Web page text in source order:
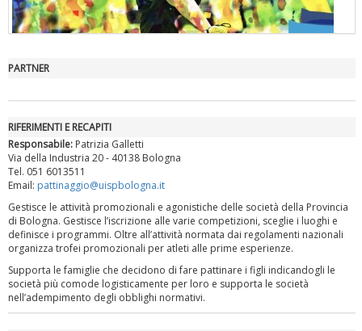
"Superare gli ostacoli": la relazione di Tiziano Pesce al CN Uisp
Luglio 2026: "Pensando con i piedi, si possono fare le
rivoluzioni"
PARTNER
RIFERIMENTI E RECAPITI
Responsabile: Patrizia Galletti
Via della Industria 20 - 40138 Bologna
Tel. 051 6013511
Email: pattinaggio@uispbologna.it
Gestisce le attività promozionali e agonistiche delle società della Provincia
di Bologna. Gestisce l’iscrizione alle varie competizioni, sceglie i luoghi e
definisce i programmi. Oltre all’attività normata dai regolamenti nazionali
organizza trofei promozionali per atleti alle prime esperienze.
Supporta le famiglie che decidono di fare pattinare i figli indicandogli le
società più comode logisticamente per loro e supporta le società
nell’adempimento degli obblighi normativi.